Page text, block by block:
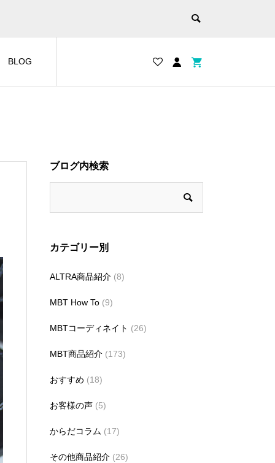
BLOG
ブログ内検索
カテゴリー別
ALTRA商品紹介 (8)
MBT How To (9)
MBTコーディネイト (26)
MBT商品紹介 (173)
おすすめ (18)
お客様の声 (5)
からだコラム (17)
その他商品紹介 (26)